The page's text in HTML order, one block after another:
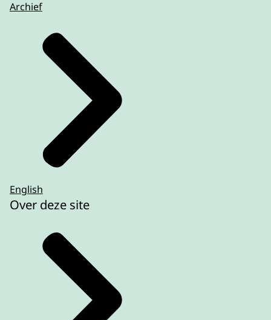
Archief
English
Over deze site